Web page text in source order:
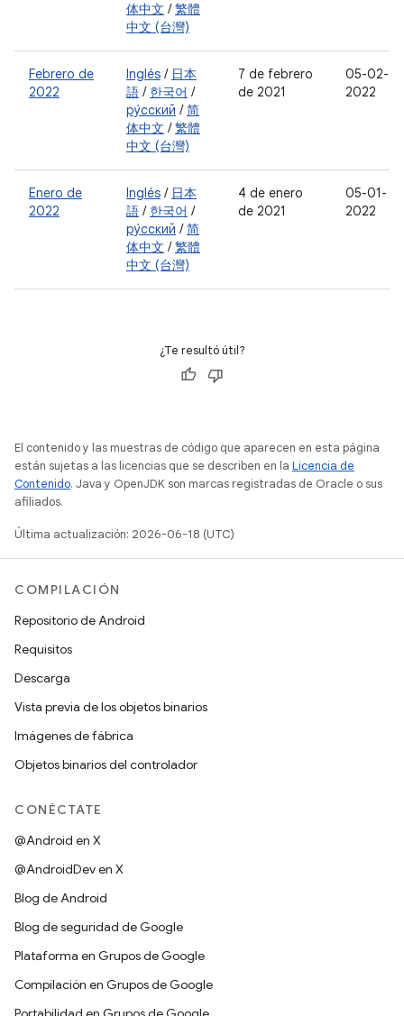
体中文 /繁體
中文 (台灣)
Febrero de
2022
Inglés / 日本
語 / 한국어 /
ру́сский /简
体中文 /繁體
中文 (台灣)
7 de febrero
de 2021
05-02-
2022
Enero de
2022
Inglés / 日本
語 / 한국어 /
ру́сский /简
体中文 /繁體
中文 (台灣)
4 de enero
de 2021
05-01-
2022
¿Te resultó útil?
El contenido y las muestras de código que aparecen en esta página
están sujetas a las licencias que se describen en la Licencia de
Contenido. Java y OpenJDK son marcas registradas de Oracle o sus
afiliados.
Última actualización: 2026-06-18 (UTC)
COMPILACIÓN
Repositorio de Android
Requisitos
Descarga
Vista previa de los objetos binarios
Imágenes de fábrica
Objetos binarios del controlador
CONÉCTATE
@Android en X
@AndroidDev en X
Blog de Android
Blog de seguridad de Google
Plataforma en Grupos de Google
Compilación en Grupos de Google